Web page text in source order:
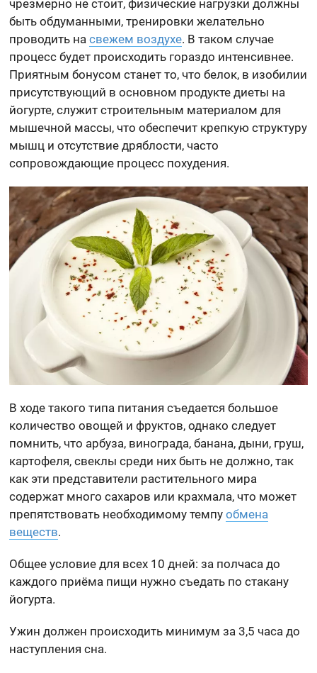
чрезмерно не стоит, физические нагрузки должны
быть обдуманными, тренировки желательно
проводить насвежем воздухе. В таком случае
процесс будет происходить гораздо интенсивнее.
Приятным бонусом станет то, что белок, в изобилии
присутствующий в основном продукте диеты на
йогурте, служит строительным материалом для
мышечной массы, что обеспечит крепкую структуру
мышц и отсутствие дряблости, часто
сопровождающие процесс похудения.
В ходе такого типа питания съедается большое
количество овощей и фруктов, однако следует
помнить, что арбуза, винограда, банана, дыни, груш,
картофеля, свеклы среди них быть не должно, так
как эти представители растительного мира
содержат много сахаров или крахмала, что может
препятствовать необходимому темпуобмена
веществ.
Общее условие для всех 10 дней: за полчаса до
каждого приёма пищи нужно съедать по стакану
йогурта.
Ужин должен происходить минимум за 3,5 часа до
наступления сна.